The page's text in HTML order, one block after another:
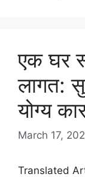
एक घर
लागत:
योग्य
March 17,
Translated